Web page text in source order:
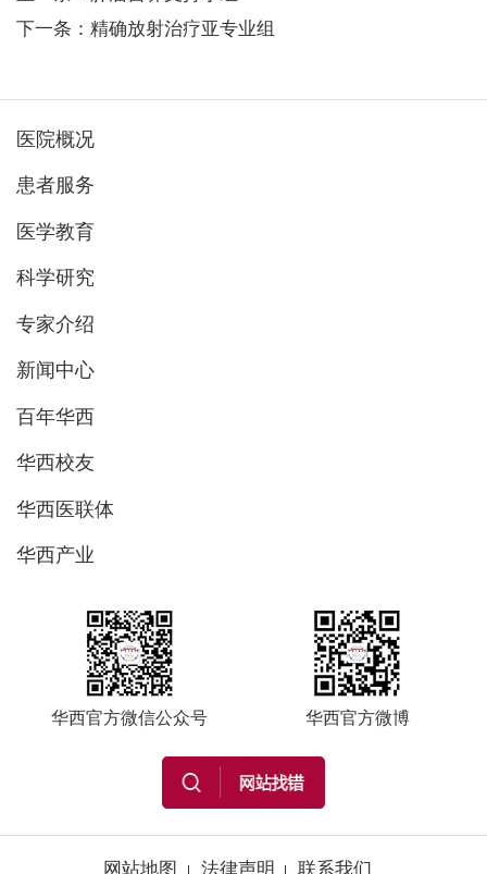
下一条：精确放射治疗亚专业组
医院概况
患者服务
医学教育
科学研究
专家介绍
新闻中心
百年华西
华西校友
华西医联体
华西产业
华西官方微信公众号 华西官方微博
网站地图 法律声明 联系我们